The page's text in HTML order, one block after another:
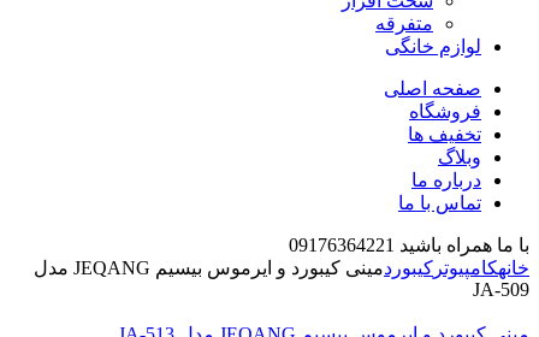
متفرقه
لوازم خانگی
صفحه اصلی
فروشگاه
تخفیف ها
وبلاگ
درباره ما
تماس با ما
با ما همراه باشید 09176364221
خانهکامپیوتر کیبورد
مینی کیبورد و ایرموس بیسیم JEQANG مدل
JA-509